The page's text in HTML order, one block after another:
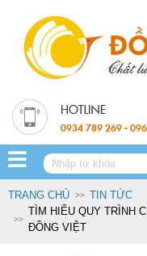
0934 789 269 -
TRANG CHỦ
TIN TỨC
TÌM HIỂU QUY TRÌNH
ĐỒNG VIỆT